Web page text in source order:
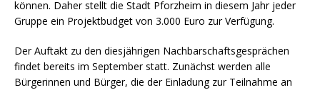
können. Daher stellt die Stadt Pforzheim in diesem Jahr jeder
Gruppe ein Projektbudget von 3.000 Euro zur Verfügung.
Der Auftakt zu den diesjährigen Nachbarschaftsgesprächen
findet bereits im September statt. Zunächst werden alle
Bürgerinnen und Bürger, die der Einladung zur Teilnahme an